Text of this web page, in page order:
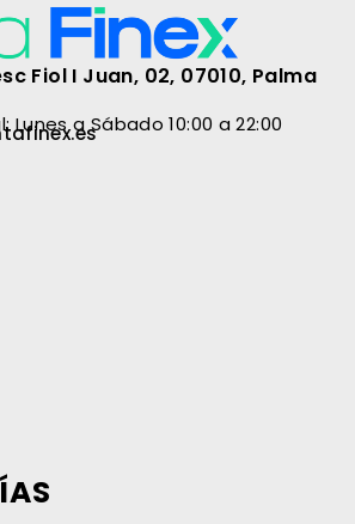
Fiol I Juan, 02, 07010, Palma
Lunes a Sábado 10:00 a 22:00